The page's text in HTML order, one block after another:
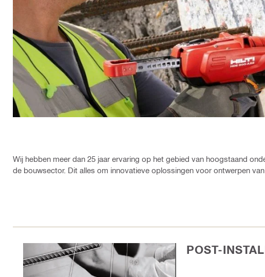
Wij hebben meer dan 25 jaar ervaring op het gebied van hoogstaand
de bouwsector. Dit alles om innovatieve oplossingen voor ontwerpen
POST-